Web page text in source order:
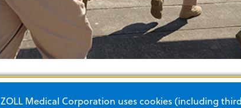
ZOLL Medical Corporation uses cookies (including